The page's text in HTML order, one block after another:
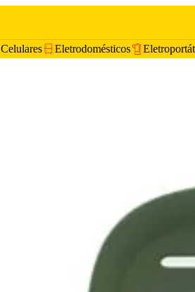
Celulares Eletrodomésticos